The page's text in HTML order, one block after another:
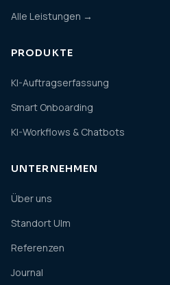
Alle Leistungen →
PRODUKTE
KI-Auftragserfassung
Smart Onboarding
KI-Workflows & Chatbots
UNTERNEHMEN
Über uns
Standort Ulm
Referenzen
Journal